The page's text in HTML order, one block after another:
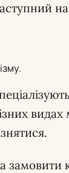
видах